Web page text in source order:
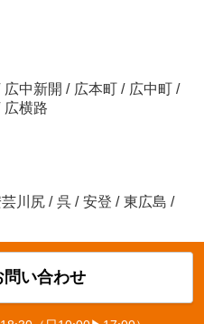
広中新開 / 広本町 / 広中町 /
広横路
川尻 / 呉 / 安登 / 東広島 /
問い合わせ